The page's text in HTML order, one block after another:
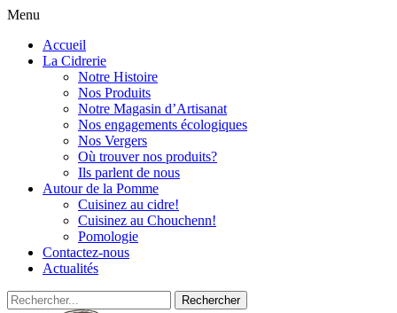
Menu
Accueil
La Cidrerie
Notre Histoire
Nos Produits
Notre Magasin d’Artisanat
Nos engagements écologiques
Nos Vergers
Où trouver nos produits?
Ils parlent de nous
Autour de la Pomme
Cuisinez au cidre!
Cuisinez au Chouchenn!
Pomologie
Contactez-nous
Actualités